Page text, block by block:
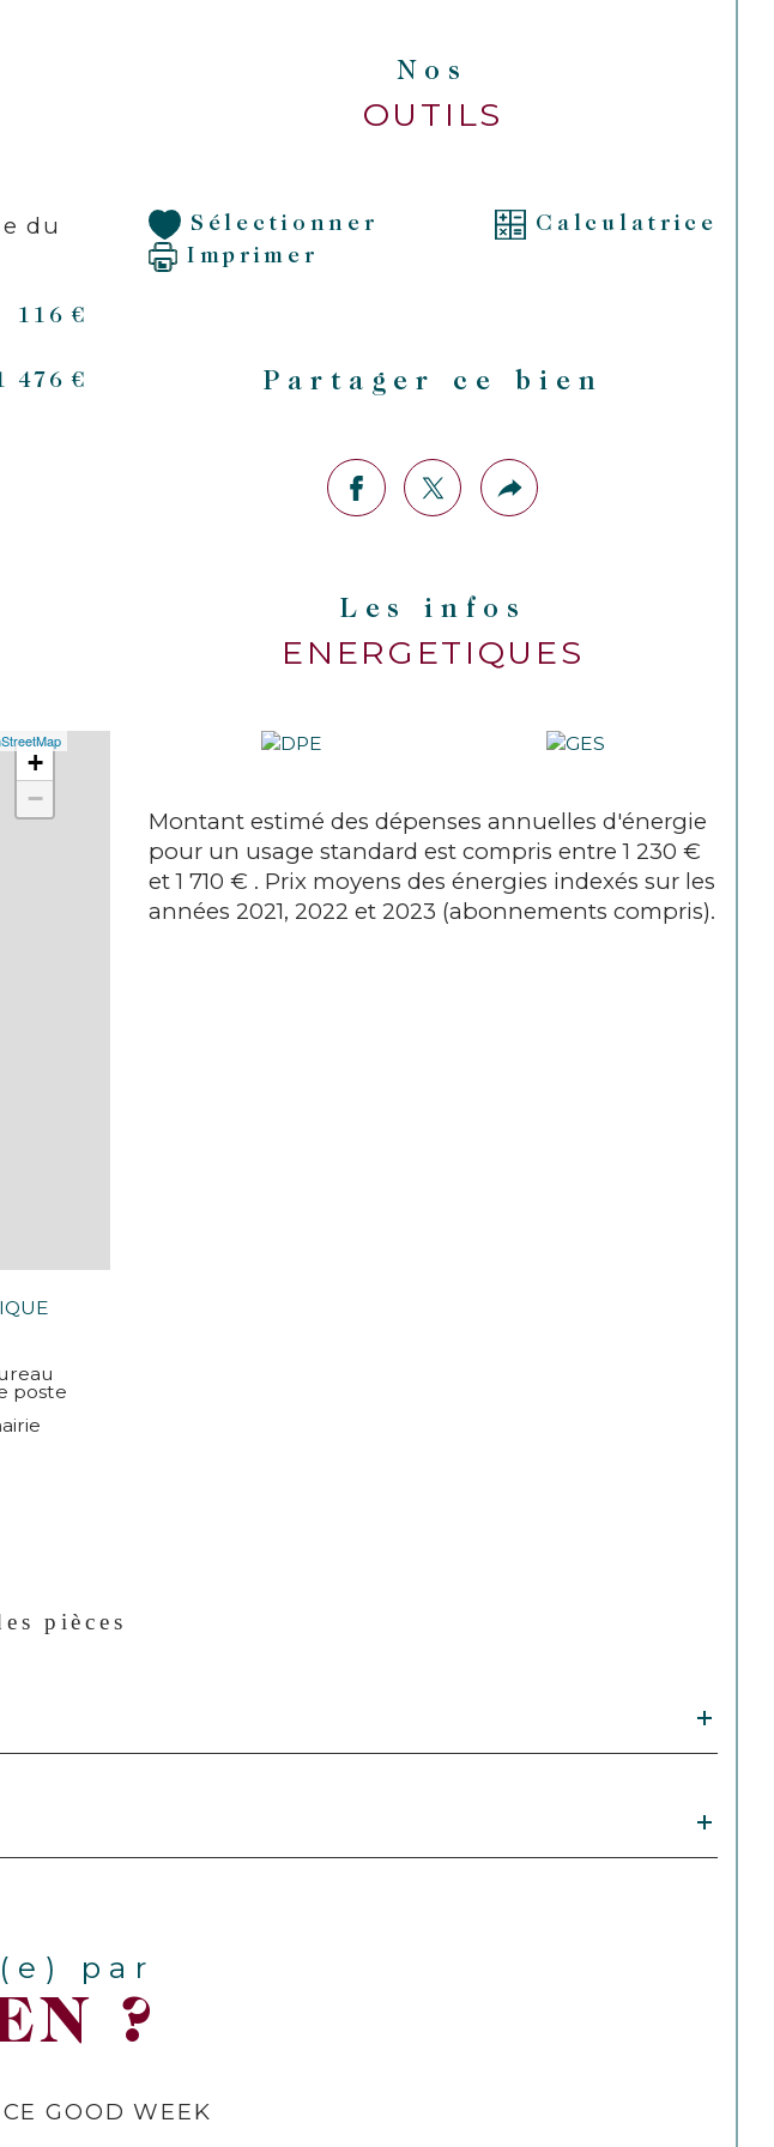
privé de l'immeuble, complète ce
ravissant appartement idéal pour
rayonner dans le centre de Bordeaux ou
N'hésitez pas à contacter Estelle Bertin
du
116 €
476 €
Nos
OUTILS
Sélectionner
Calculatrice
Imprimer
Partager ce bien
+
−
poste
Les infos
ENERGETIQUES
Montant estimé des dépenses annuelles d'énergie
pour un usage standard est compris entre 1 230 €
et 1 710 € . Prix moyens des énergies indexés sur les
années 2021, 2022 et 2023 (abonnements compris).
pièces
par
?
GOOD WEEK